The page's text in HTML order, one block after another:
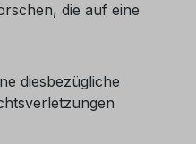
die auf eine
diesbezügliche